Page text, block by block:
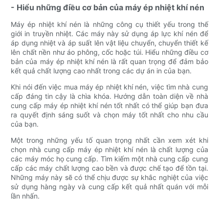
- Hiểu những điều cơ bản của máy ép nhiệt khí nén
Máy ép nhiệt khí nén là những công cụ thiết yếu trong thế
giới in truyền nhiệt. Các máy này sử dụng áp lực khí nén để
áp dụng nhiệt và áp suất lên vật liệu chuyển, chuyển thiết kế
lên chất nền như áo phông, cốc hoặc túi. Hiểu những điều cơ
bản của máy ép nhiệt khí nén là rất quan trọng để đảm bảo
kết quả chất lượng cao nhất trong các dự án in của bạn.
Khi nói đến việc mua máy ép nhiệt khí nén, việc tìm nhà cung
cấp đáng tin cậy là chìa khóa. Hướng dẫn toàn diện về nhà
cung cấp máy ép nhiệt khí nén tốt nhất có thể giúp bạn đưa
ra quyết định sáng suốt và chọn máy tốt nhất cho nhu cầu
của bạn.
Một trong những yếu tố quan trọng nhất cần xem xét khi
chọn nhà cung cấp máy ép nhiệt khí nén là chất lượng của
các máy móc họ cung cấp. Tìm kiếm một nhà cung cấp cung
cấp các máy chất lượng cao bền và được chế tạo để tồn tại.
Những máy này sẽ có thể chịu được sự khắc nghiệt của việc
sử dụng hàng ngày và cung cấp kết quả nhất quán với mỗi
lần nhấn.